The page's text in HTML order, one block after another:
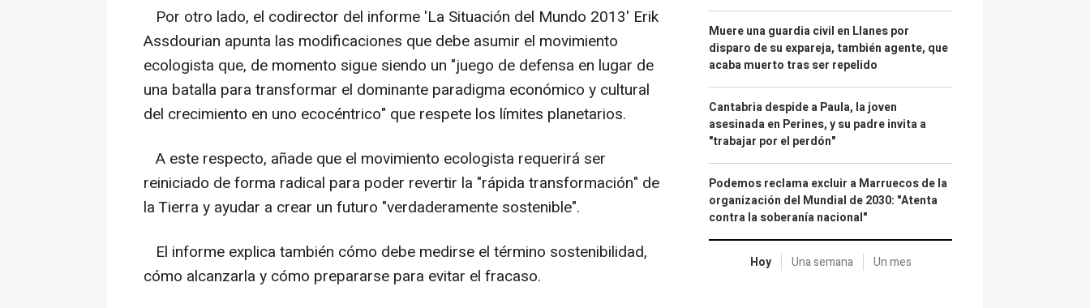
Por otro lado, el codirector del informe 'La Situación del Mundo 2013' Erik
Assdourian apunta las modificaciones que debe asumir el movimiento
ecologista que, de momento sigue siendo un "juego de defensa en lugar de
una batalla para transformar el dominante paradigma económico y cultural
del crecimiento en uno ecocéntrico" que respete los límites planetarios.
A este respecto, añade que el movimiento ecologista requerirá ser
reiniciado de forma radical para poder revertir la "rápida transformación" de
la Tierra y ayudar a crear un futuro "verdaderamente sostenible".
El informe explica también cómo debe medirse el término sostenibilidad,
cómo alcanzarla y cómo prepararse para evitar el fracaso.
Muere una guardia civil en Llanes por
disparo de su expareja, también agente, que
acaba muerto tras ser repelido
Cantabria despide a Paula, la joven
asesinada en Perines, y su padre invita a
"trabajar por el perdón"
Podemos reclama excluir a Marruecos de la
organización del Mundial de 2030: "Atenta
contra la soberanía nacional"
Hoy Una semana Un mes